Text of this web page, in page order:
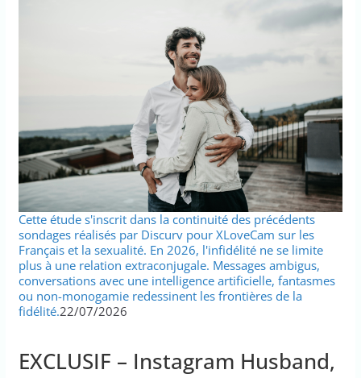
Cette étude s'inscrit dans la continuité des précédents
sondages réalisés par Discurv pour XLoveCam sur les
Français et la sexualité. En 2026, l'infidélité ne se limite
plus à une relation extraconjugale. Messages ambigus,
conversations avec une intelligence artificielle, fantasmes
ou non-monogamie redessinent les frontières de la
fidélité.22/07/2026
EXCLUSIF – Instagram Husband,